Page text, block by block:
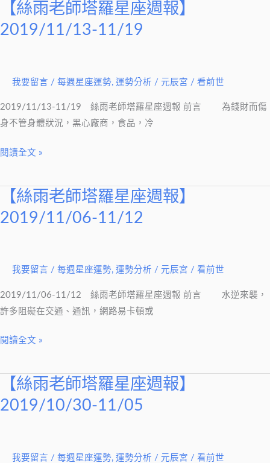
【絲雨老師塔羅星座週報】
2019/11/13-11/19
我要留言 / 每週星座運勢, 運勢分析 / 元辰宮 / 看前世
2019/11/13-11/19 絲雨老師塔羅星座週報 前言 為錢財而傷
身不管身體狀況，黑心廠商，食品，冷
閱讀全文 »
【絲雨老師塔羅星座週報】
2019/11/06-11/12
我要留言 / 每週星座運勢, 運勢分析 / 元辰宮 / 看前世
2019/11/06-11/12 絲雨老師塔羅星座週報 前言 水逆來襲，
許多阻礙在交通、通訊，網路易卡頓或
【絲
雨
老
星
座
報】
11/12
閱讀全文 »
【絲雨老師塔羅星座週報】
2019/10/30-11/05
我要留言 / 每週星座運勢, 運勢分析 / 元辰宮 / 看前世
【絲
雨